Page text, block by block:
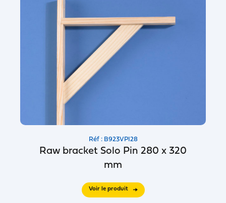
Réf : B923VPI28
Raw bracket Solo Pin 280 x 320
mm
Voir le produit